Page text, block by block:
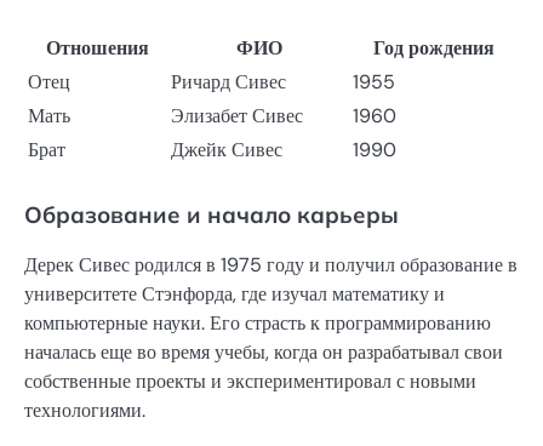
Отношения ФИО
Год рождения
Отец
Ричард Сивес
1955
Мать
Элизабет Сивес
1960
Брат
Джейк Сивес 1990
Образование и начало карьеры
Дерек Сивес родился в 1975 году и получил образование в
университете Стэнфорда, где изучал математику и
компьютерные науки. Его страсть к программированию
началась еще во время учебы, когда он разрабатывал свои
собственные проекты и экспериментировал с новыми
технологиями.